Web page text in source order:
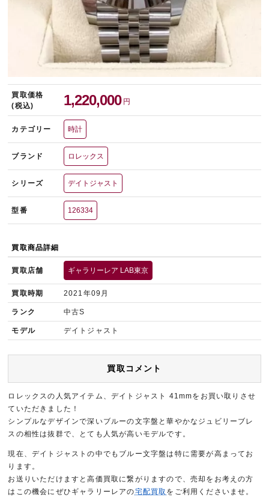
買取価格
(税込)
1,220,000 円
カテゴリー 時計
ブランド ロレックス
シリーズ デイトジャスト
型番 126334
買取商品詳細
買取店舗 ギャラリーレア LAB東京
買取時期 2021年09月
ランク 中古S
モデル デイトジャスト
買取コメント
ロレックスの人気アイテム、デイトジャスト 41mmをお買い取りさせ
ていただきました！
シンプルなデザインで深いブルーの文字盤と華やかなジュビリーブレ
スの相性は抜群で、とても人気が高いモデルです。
現在、デイトジャストの中でもブルー文字盤は特に需要が高まってお
ります。
お送りいただけますと高価買取に繋がりますので、売却をお考えの方
はこの機会にぜひギャラリーレアの宅配買取 をご利用くださいませ。